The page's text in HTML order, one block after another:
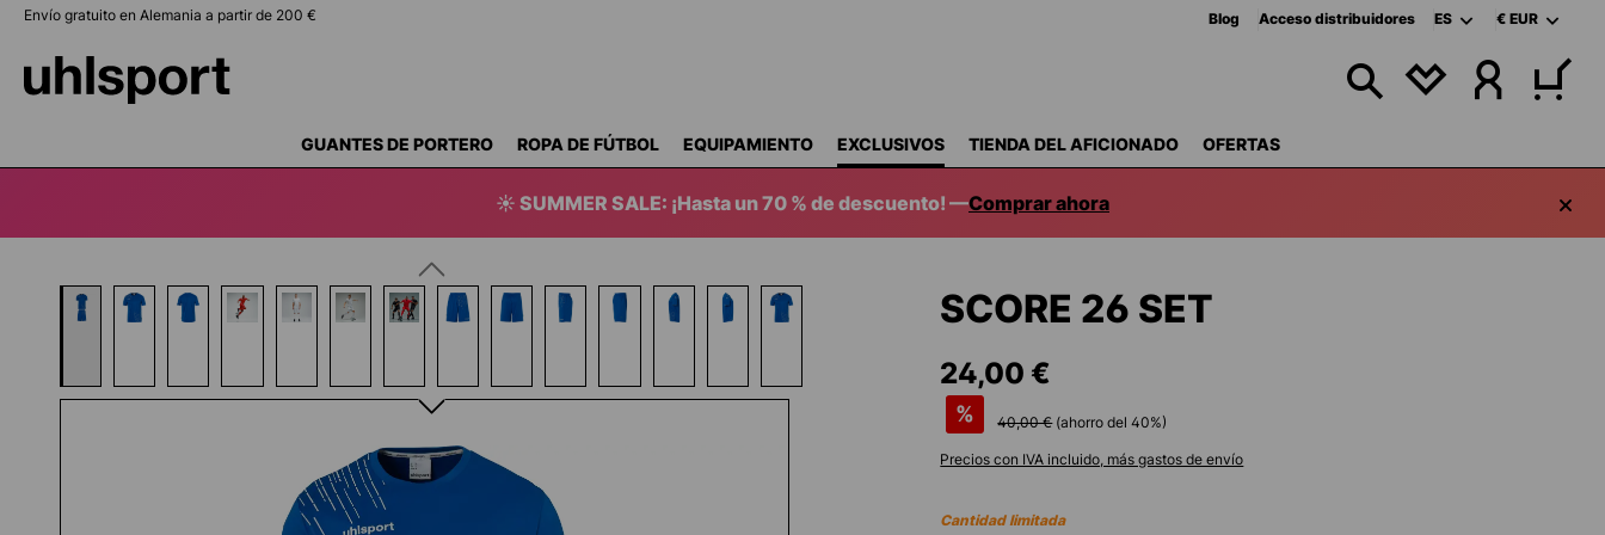
Saltar a la navegación principal
Envío gratuito en Alemania a partir de 200 € Blog Acceso distribuidores ES € EUR
TIENES 0
GUANTES DE PORTERO ROPA DE FÚTBOL EQUIPAMIENTO EXCLUSIVOS TIENDA DEL AFICIONADO OFERTAS
☀️ SUMMER SALE: ¡Hasta un 70 % de descuento! —Comprar ahora
Omitir galería de imágenes SCORE 26 SET
24,00 €
% 40,00 € (ahorro del40%)
Precios con IVA incluido, más gastos de envío
Cantidad limitada